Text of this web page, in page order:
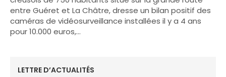
entre Guéret et La Châtre, dresse un bilan positif des
caméras de vidéosurveillance installées il y a 4 ans
pour 10.000 euros,…
LETTRE D’ACTUALITÉS